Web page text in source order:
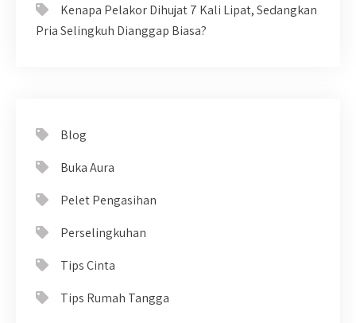
Kenapa Pelakor Dihujat 7 Kali Lipat, Sedangkan
Pria Selingkuh Dianggap Biasa?
Blog
Buka Aura
Pelet Pengasihan
Perselingkuhan
Tips Cinta
Tips Rumah Tangga